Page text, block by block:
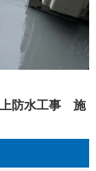
防水工事 施